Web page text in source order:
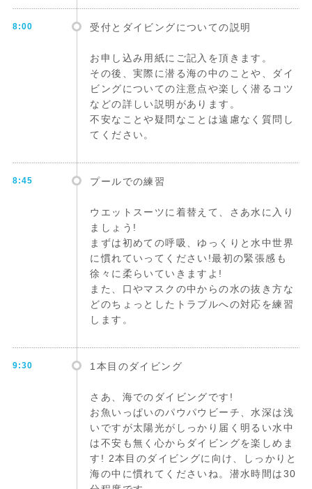
8:00 受付とダイビングについての説明
お申し込み用紙にご記入を頂きます。
その後、実際に潜る海の中のことや、ダイ
ビングについての注意点や楽しく潜るコツ
などの詳しい説明があります。
不安なことや疑問なことは遠慮なく質問し
てください。
8:45 プールでの練習
ウエットスーツに着替えて、さあ水に入り
ましょう!
まずは初めての呼吸、ゆっくりと水中世界
に慣れていってください!最初の緊張感も
徐々に柔らいていきますよ!
また、口やマスクの中からの水の抜き方な
どのちょっとしたトラブルへの対応を練習
します。
9:30 1本目のダイビング
さあ、海でのダイビングです!
お魚いっぱいのパウパウビーチ、水深は浅
いですが太陽光がしっかり届く明るい水中
は不安も無く心からダイビングを楽しめま
す! 2本目のダイビングに向け、しっかりと
海の中に慣れてくださいね。潜水時間は30